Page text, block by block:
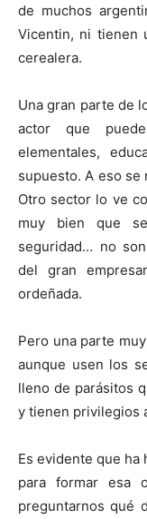
de muchos
Vicentin, ni tienen
cerealera.
Una gran parte de
actor que
elementales,
supuesto. A eso se
Otro sector lo ve
muy bien que
seguridad… no
del gran
ordeñada.
Pero una parte
aunque usen los
lleno de parásitos
y tienen privilegios
Es evidente que ha
para formar esa
preguntarnos qué